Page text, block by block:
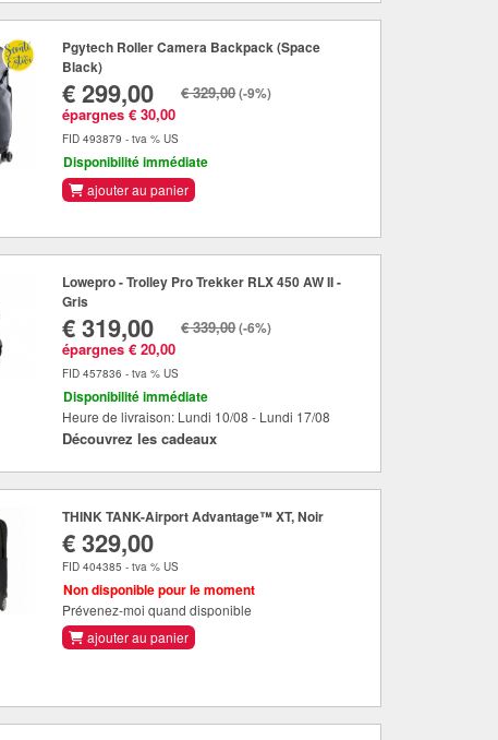
Pgytech Roller Camera Backpack (Space
Black)
€ 299,00
épargnes € 30,00
€ 329,00(-9%)
FID 493879 - tva % US
Disponibilité immédiate
ajouter au panier
Lowepro - Trolley Pro Trekker RLX 450 AW II -
Gris
€ 319,00
épargnes € 20,00
€ 339,00(-6%)
FID 457836 - tva % US
Disponibilité immédiate
Heure de livraison: Lundi 10/08 - Lundi 17/08
Découvrez les cadeaux
THINK TANK-Airport Advantage™ XT, Noir
€ 329,00
FID 404385 - tva % US
Non disponible pour le moment
Prévenez-moi quand disponible
ajouter au panier